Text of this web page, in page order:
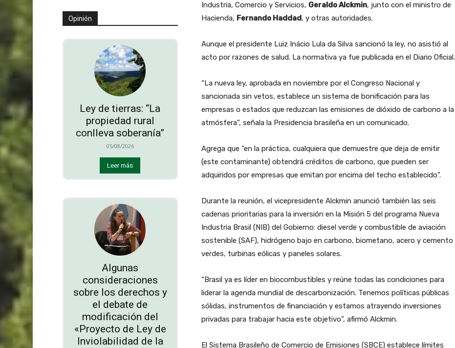
Opinión
Ley de tierras: “La
propiedad rural
conlleva soberanía”
05/08/2026
Leer más
Algunas
consideraciones
sobre los derechos y
el debate de
modificación del
«Proyecto de Ley de
Inviolabilidad de la
Industria, Comercio y Servicios, Geraldo Alckmin, junto con el ministro de
Hacienda, Fernando Haddad, y otras autoridades.
Aunque el presidente Luiz Inácio Lula da Silva sancionó la ley, no asistió al
acto por razones de salud. La normativa ya fue publicada en el Diario Oficial.
“La nueva ley, aprobada en noviembre por el Congreso Nacional y
sancionada sin vetos, establece un sistema de bonificación para las
empresas o estados que reduzcan las emisiones de dióxido de carbono a la
atmósfera”, señala la Presidencia brasileña en un comunicado.
Agrega que “en la práctica, cualquiera que demuestre que deja de emitir
(este contaminante) obtendrá créditos de carbono, que pueden ser
adquiridos por empresas que emitan por encima del techo establecido”.
Durante la reunión, el vicepresidente Alckmin anunció también las seis
cadenas prioritarias para la inversión en la Misión 5 del programa Nueva
Industria Brasil (NIB) del Gobierno: diesel verde y combustible de aviación
sostenible (SAF), hidrógeno bajo en carbono, biometano, acero y cemento
verdes, turbinas eólicas y paneles solares.
“Brasil ya es líder en biocombustibles y reúne todas las condiciones para
liderar la agenda mundial de descarbonización. Tenemos políticas públicas
sólidas, instrumentos de financiación y estamos atrayendo inversiones
privadas para trabajar hacia este objetivo”, afirmó Alckmin.
El Sistema Brasileño de Comercio de Emisiones (SBCE) establece límites